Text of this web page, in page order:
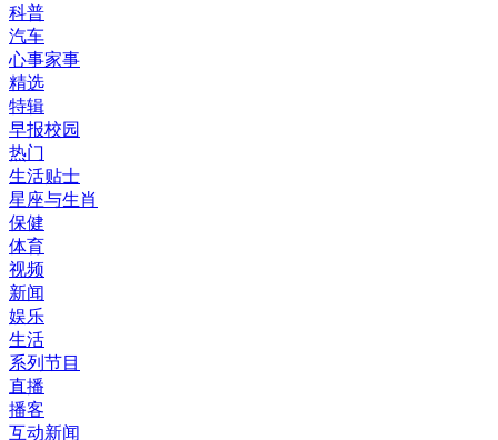
科普
汽车
心事家事
精选
特辑
早报校园
热门
生活贴士
星座与生肖
保健
体育
视频
新闻
娱乐
生活
系列节目
直播
播客
互动新闻